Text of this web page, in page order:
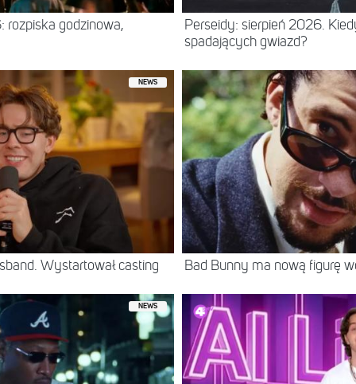
rozpiska godzinowa,
Perseidy: sierpień 2026.
spadających gwiazd?
NEWS
Wystartował casting Bad Bunny ma nową figurę
NEWS